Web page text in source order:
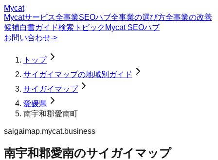
Mycat
Mycatサービス全事業SEOハブ全事業の選び方全事業の改善
候補白書ガイド検索トピック Mycat SEOハブ
お問い合わせ->
トップ
サイガイマップの地域別ガイド
サイガイマップ
愛媛県
南宇和郡愛南町
saigaimap.mycat.business
南宇和郡愛南のサイガイマップ